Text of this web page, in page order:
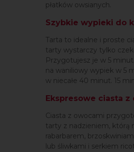
płatków owsianych.
Szybkie wypieki do
Tarta to idealne i proste
tarty wystarczy tylko
Przygotujesz je w 5
na waniliowy wypiek w 5
w niecałe 40 minut. 15
Ekspresowe ciasta
Ciasta z owocami
tarty z nadzieniem, którą
rabarbarem,
lub śliwkami i serkiem